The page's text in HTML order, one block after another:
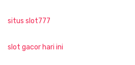
situs slot777
slot gacor hari ini